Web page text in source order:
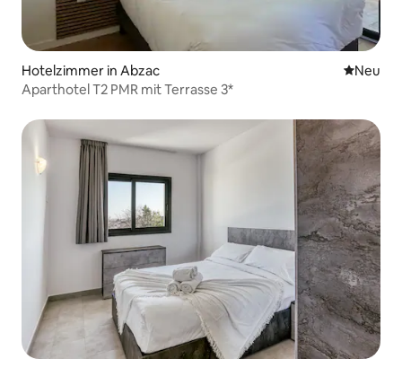
Hotelzimmer in Abzac Neue
Neu
Aparthotel T2 PMR mit Terrasse 3*